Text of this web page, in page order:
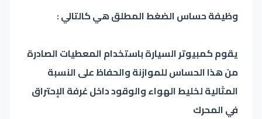
وظيفة حساس الضغط المطلق هي كالتالي :
يقوم كمبيوتر السيارة باستخدام المعطيات الصادرة
من هذا الحساس للموازنة والحفاظ على النسبة
المثالية لخليط الهواء والوقود داخل غرفة الإحتراق
في المحرك